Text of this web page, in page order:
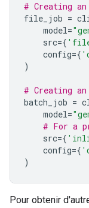
# Creating
file_job =
model=
src={
config={
)
# Creating
batch_job =
model=
# For a
src={
config={
)
Pour obtenir